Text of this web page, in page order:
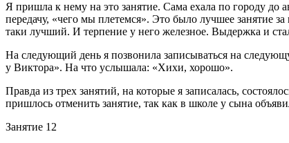
Я пришла к нему на это занятие. Сама ехала по городу до
передачу, «чего мы плетемся». Это было лучшее занятие
таки лучший. И терпение у него железное. Выдержка и
На следующий день я позвонила записываться на
у Виктора». На что услышала: «Хихи, хорошо».
Правда из трех занятий, на которые я записалась,
пришлось отменить занятие, так как в школе у сына
Занятие 12